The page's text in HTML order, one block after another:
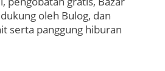
oleh Bulog, dan
serta panggung hiburan